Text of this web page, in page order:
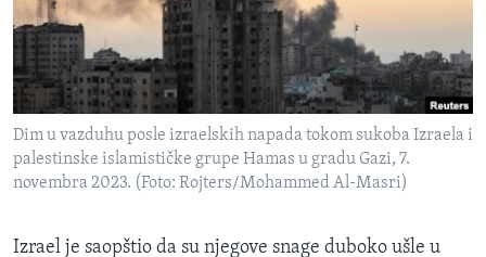
SPORT
INTERVJU
Dim u vazduhu posle izraelskih napada tokom sukoba Izraela i
palestinske islamističke grupe Hamas u gradu Gazi, 7.
novembra 2023. (Foto: Rojters/Mohammed Al-Masri)
Izrael je saopštio da su njegove snage duboko ušle u